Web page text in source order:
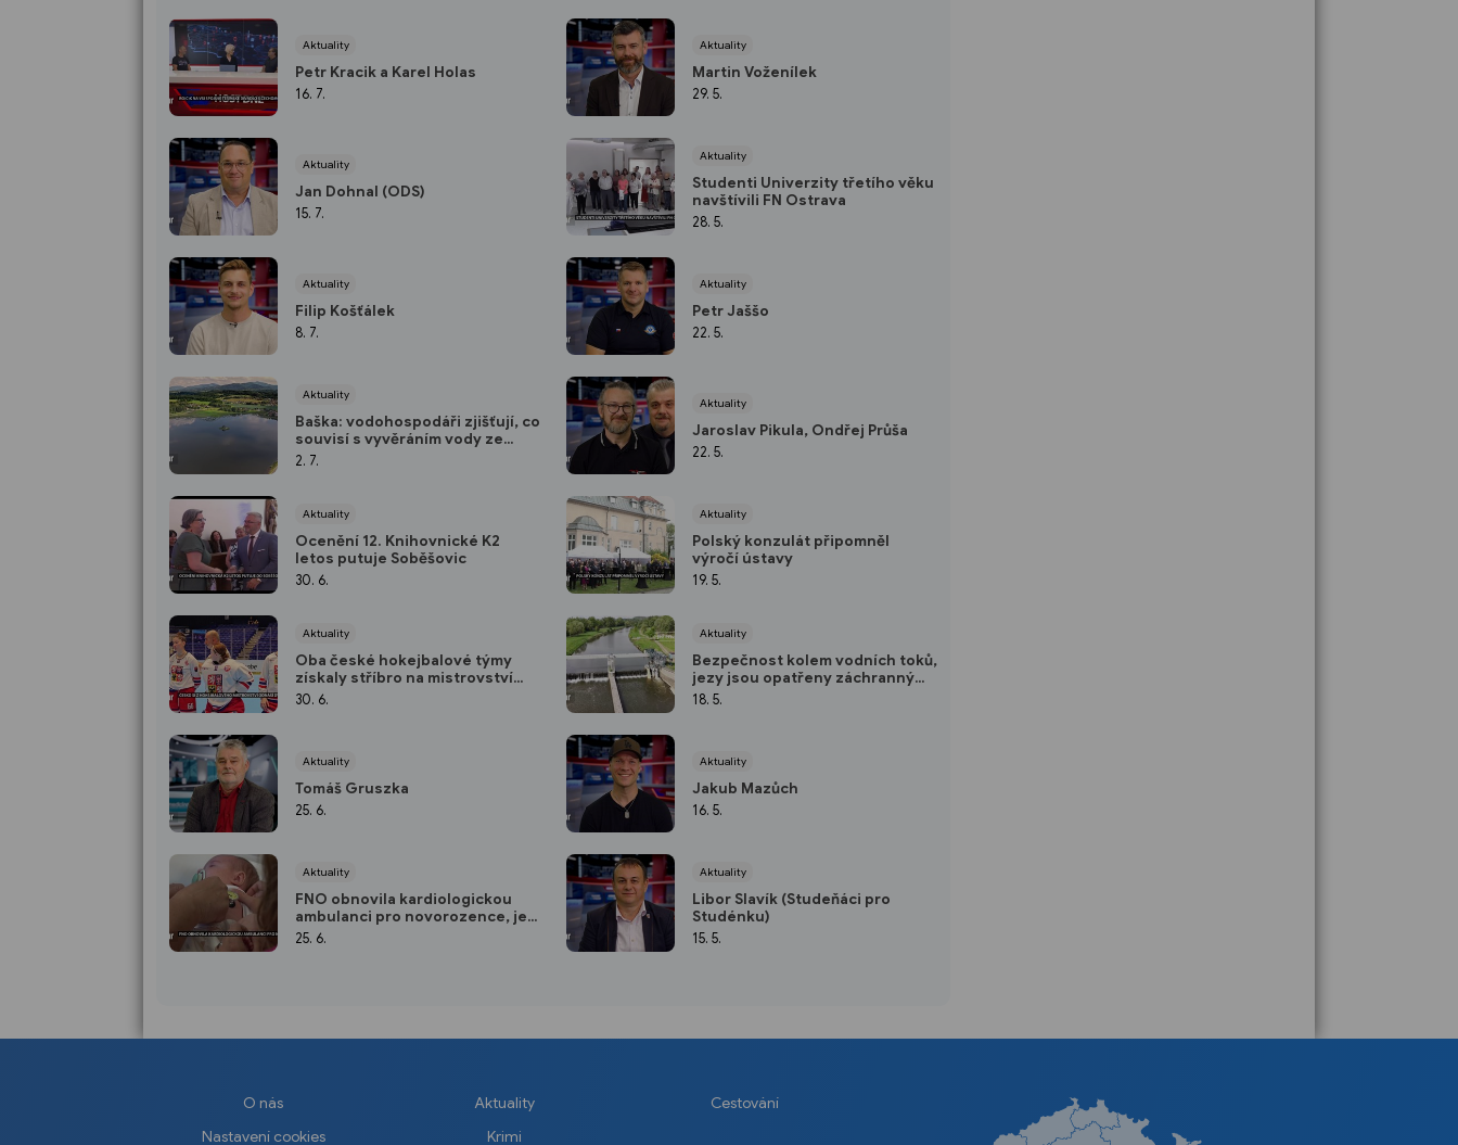
Aktuality
Petr Kracik a Karel Holas
16. 7.
Aktuality
Jan Dohnal (ODS)
15. 7.
Aktuality
Filip Košťálek
8. 7.
Aktuality
Baška: vodohospodáři zjišťují, co
souvisí s vyvěráním vody ze
staré studny
2. 7.
Aktuality
Ocenění 12. Knihovnické K2
letos putuje Soběšovic
30. 6.
Aktuality
Oba české hokejbalové týmy
získaly stříbro na mistrovství
světa, ženy i muže porazili
30. 6.
Aktuality
Tomáš Gruszka
25. 6.
Aktuality
FNO obnovila kardiologickou
ambulanci pro novorozence, je
umístěna na oddělení
25. 6.
Aktuality
Martin Voženílek
29. 5.
Aktuality
Studenti Univerzity třetího věku
navštívili FN Ostrava
28. 5.
Aktuality
Petr Jaššo
22. 5.
Aktuality
Jaroslav Pikula, Ondřej Průša
22. 5.
Aktuality
Polský konzulát připomněl
výročí ústavy
19. 5.
Aktuality
Bezpečnost kolem vodních toků,
jezy jsou opatřeny záchrannými
prvky
18. 5.
Aktuality
Jakub Mazůch
16. 5.
Aktuality
Libor Slavík (Studeňáci pro
Studénku)
15. 5.
O nás
Nastavení cookies
Aktuality
Krimi
Cestování